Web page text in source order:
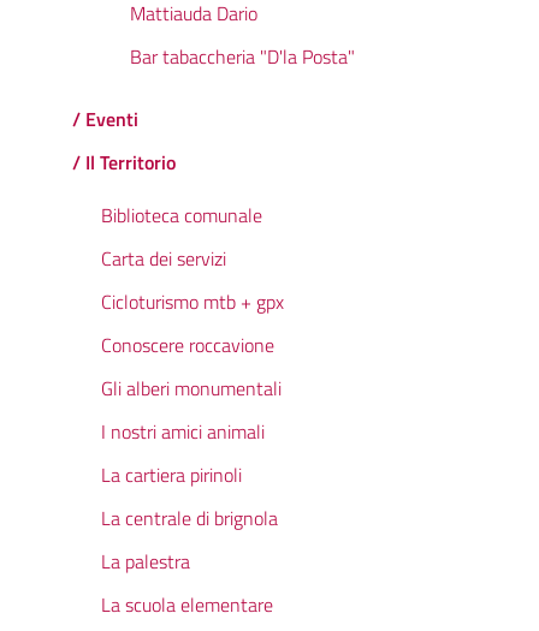
Mattiauda Dario
Bar tabaccheria "D'la Posta"
/ Eventi
/ Il Territorio
Biblioteca comunale
Carta dei servizi
Cicloturismo mtb + gpx
Conoscere roccavione
Gli alberi monumentali
I nostri amici animali
La cartiera pirinoli
La centrale di brignola
La palestra
La scuola elementare